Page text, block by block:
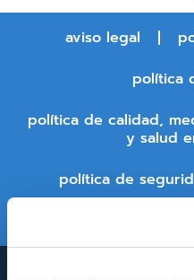
aviso legal
política
política de calidad,
y salud
política de